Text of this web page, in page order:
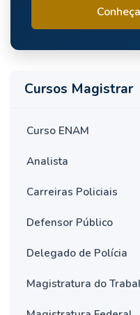
Cursos Magistrar
Curso ENAM
Analista
Carreiras Policiais
Defensor Público
Delegado de Polícia
Magistratura do